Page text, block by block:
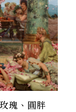
瑰、圓胖